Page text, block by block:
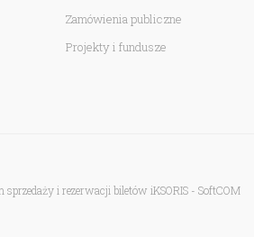
Zamówienia publiczne
Projekty i fundusze
sprzedaży i rezerwacji biletów iKSORIS - SoftCOM